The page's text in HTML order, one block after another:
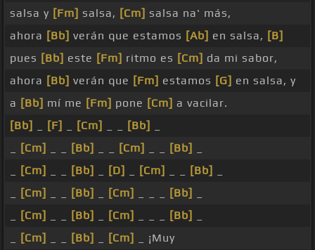
salsa y [Fm] salsa, [Cm] salsa na' más,
ahora [Bb] verán que estamos [Ab] en salsa, [B]
pues [Bb] este [Fm] ritmo es [Cm] da mi sabor,
ahora [Bb] verán que [Fm] estamos [G] en salsa, y
a [Bb] mí me [Fm] pone [Cm] a vacilar.
[Bb]
[F] [Cm] [Bb]
[Cm] [Bb] [Cm] [Bb]
[Cm] [Bb] [D] [Cm] [Bb]
[Cm] [Bb] [Cm] [Bb]
[Cm] [Bb] [Cm] [Bb]
[Cm] [Bb] [Cm]
_ ¡Muy